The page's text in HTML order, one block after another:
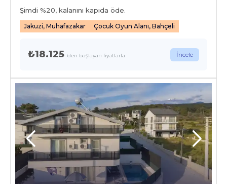
Şimdi %20, kalanını kapıda öde.
Jakuzi, Muhafazakar Çocuk Oyun Alanı, Bahçeli
₺18.125 'den başlayan fiyatlarla İncele